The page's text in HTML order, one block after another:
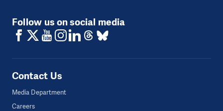
Follow us on social media
Contact Us
Media Department
Careers